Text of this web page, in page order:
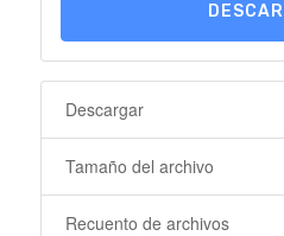
Descargar
Tamaño del archivo
Recuento de archivos